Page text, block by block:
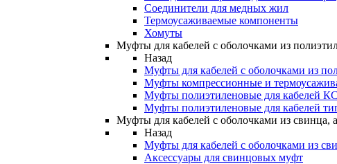
Соединители для медных жил
Термоусаживаемые компоненты
Хомуты
Муфты для кабелей с оболочками из
Назад
Муфты для кабелей с оболочками из
Муфты компрессионные и
Муфты полиэтиленовые для кабелей
Муфты полиэтиленовые для кабелей
Муфты для кабелей с оболочками из свинца,
Назад
Муфты для кабелей с оболочками из
Аксессуары для свинцовых муфт